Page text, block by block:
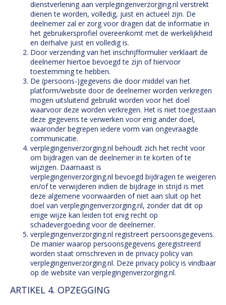
dienstverlening aan verplegingenverzorging.nl verstrekt
dienen te worden, volledig, juist en actueel zijn. De
deelnemer zal er zorg voor dragen dat de informatie in
het gebruikersprofiel overeenkomt met de werkelijkheid
en derhalve juist en volledig is.
Door verzending van het inschrijfformulier verklaart de
deelnemer hiertoe bevoegd te zijn of hiervoor
toestemming te hebben.
De (persoons-)gegevens die door middel van het
platform/website door de deelnemer worden verkregen
mogen uitsluitend gebruikt worden voor het doel
waarvoor deze worden verkregen. Het is niet toegestaan
deze gegevens te verwerken voor enig ander doel,
waaronder begrepen iedere vorm van ongevraagde
communicatie.
verplegingenverzorging.nl behoudt zich het recht voor
om bijdragen van de deelnemer in te korten of te
wijzigen. Daarnaast is
verplegingenverzorging.nl bevoegd bijdragen te weigeren
en/of te verwijderen indien de bijdrage in strijd is met
deze algemene voorwaarden of niet aan sluit op het
doel van verplegingenverzorging.nl, zonder dat dit op
enige wijze kan leiden tot enig recht op
schadevergoeding voor de deelnemer.
verplegingenverzorging.nl registreert persoonsgegevens.
De manier waarop persoonsgegevens geregistreerd
worden staat omschreven in de privacy policy van
verplegingenverzorging.nl. Deze privacy policy is vindbaar
op de website van verplegingenverzorging.nl.
ARTIKEL 4. OPZEGGING